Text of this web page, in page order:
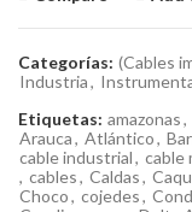
Categorías: (Cables
Industria,
Etiquetas: amazonas,
Arauca, Atlántico,
cable industrial, cable
, cables, Caldas,
Choco, cojedes,